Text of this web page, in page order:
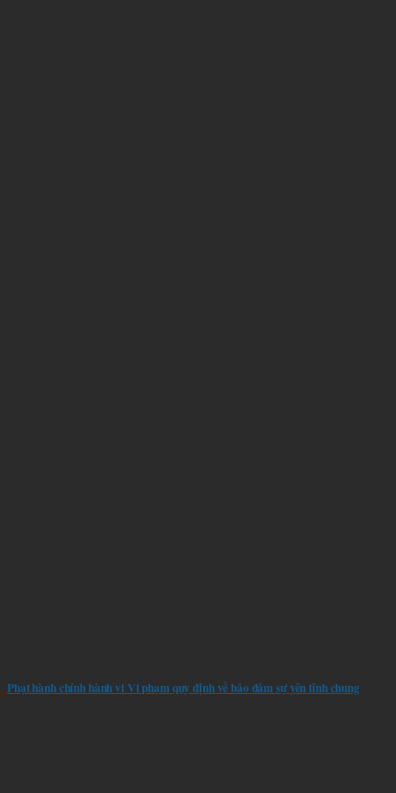
Phạt hành chính hành vi Vi phạm quy định về bảo đảm sự yên tĩnh chung